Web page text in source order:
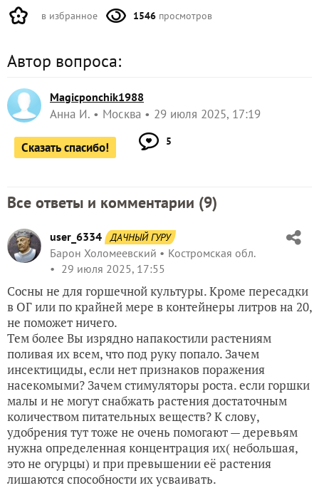
в избранное 1546 просмотров
Автор вопроса:
Magicponchik1988
Анна И. Москва 29 июля 2025, 17:19
Сказать спасибо! 5
Все ответы и комментарии (9)
user_6334 ДАЧНЫЙ ГУРУ
Барон Холомеевский
Костромская обл.
29 июля 2025, 17:55
Сосны не для горшечной культуры. Кроме пересадки
в ОГ или по крайней мере в контейнеры литров на 20,
не поможет ничего.
Тем более Вы изрядно напакостили растениям
поливая их всем, что под руку попало. Зачем
инсектициды, если нет признаков поражения
насекомыми? Зачем стимуляторы роста. если горшки
малы и не могут снабжать растения достаточным
количеством питательных веществ? К слову,
удобрения тут тоже не очень помогают — деревьям
нужна определенная концентрация их( небольшая,
это не огурцы) и при превышении её растения
лишаются способности их усваивать.